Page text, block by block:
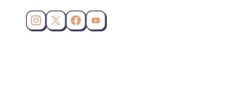
Instagram da Cupoland
X (Twitter) da Cupoland
Facebook da Cupoland
Canal da Cupoland no YouTube